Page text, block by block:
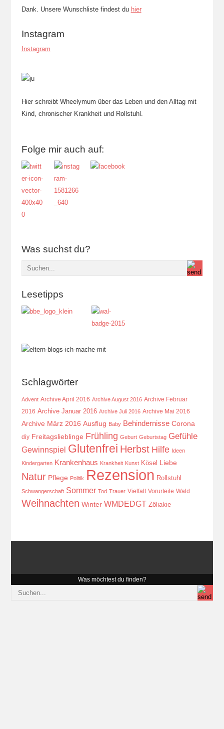
Dank. Unsere Wunschliste findest du hier
Instagram
Instagram
Hier schreibt Wheelymum über das Leben und den Alltag mit
Kind, chronischer Krankheit und Rollstuhl.
Folge mir auch auf:
Was suchst du?
Lesetipps
Schlagwörter
Advent Archive April 2016 Archive August 2016 Archive Februar
2016 Archive Januar 2016 Archive Juli 2016 Archive Mai 2016
Archive März 2016 Ausflug Baby Behindernisse Corona
diy Freitagslieblinge Frühling Geburt Geburtstag Gefühle
Gewinnspiel Glutenfrei Herbst Hilfe Ideen
Kindergarten Krankenhaus Krankheit Kunst Kösel Liebe
Natur Pflege Politik Rezension Rollstuhl
Schwangerschaft Sommer Tod Trauer Vielfalt Vorurteile Wald
Weihnachten Winter WMDEDGT Zöliakie
Was möchtest du finden?